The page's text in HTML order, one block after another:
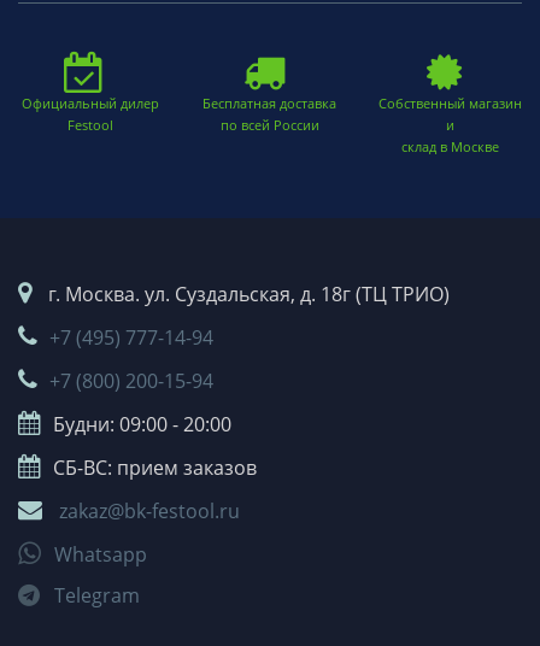
Официальный дилер
Festool
Бесплатная доставка
по всей России
Собственный магазин
и
склад в Москве
г. Москва. ул. Суздальская, д. 18г (ТЦ ТРИО)
+7 (495) 777-14-94
+7 (800) 200-15-94
Будни: 09:00 - 20:00
СБ-ВС: прием заказов
zakaz@bk-festool.ru
Whatsapp
Telegram